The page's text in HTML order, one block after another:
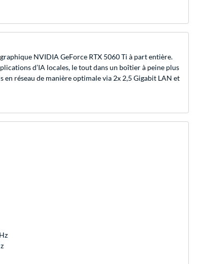
NVIDIA GeForce RTX 5060 Ti à part entière.
d’IA locales, le tout dans un boîtier à peine plus
en réseau de manière optimale via 2x 2,5 Gigabit LAN et